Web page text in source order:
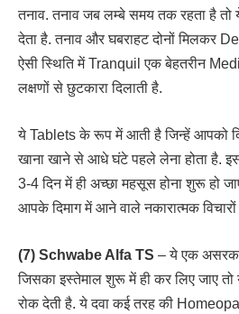
तनाव. तनाव जब लम्बे समय तक रहता है तो
देता है. तनाव और घबराहट दोनों मिलकर
ऐसी स्थिति में Tranquil एक बेहतरीन
लक्षणों से छुटकारा दिलाती है.
ये Tablets के रूप में आती है जिन्हें आपको
खाना खाने से आधे घंटे पहले लेना होता है.
3-4 दिन में ही अच्छा महसूस होना शुरू हो
आपके दिमाग में आने वाले नकारात्मक
(7) Schwabe Alfa TS – ये एक
जिसका इस्तेमाल शुरू में ही कर लिए जाए
रोक देती है. ये दवा कई तरह की